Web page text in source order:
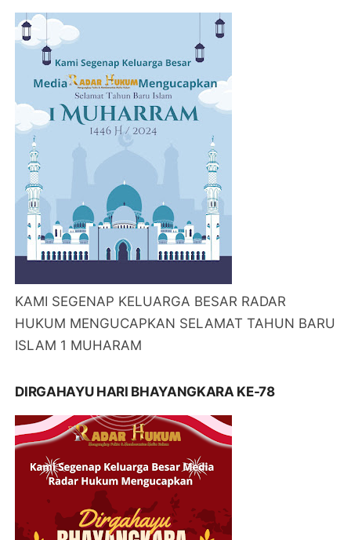
KAMI SEGENAP KELUARGA BESAR RADAR
HUKUM MENGUCAPKAN SELAMAT TAHUN BARU
ISLAM 1 MUHARAM
DIRGAHAYU HARI BHAYANGKARA KE-78